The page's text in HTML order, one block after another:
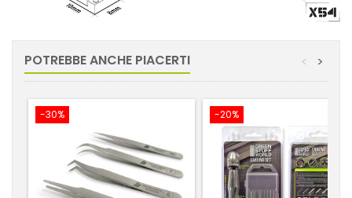
POTREBBE ANCHE PIACERTI >
<
-30% -20%